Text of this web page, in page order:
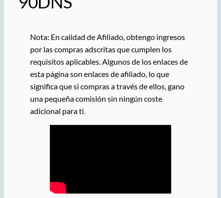
Nota: En calidad de Afiliado, obtengo ingresos
por las compras adscritas que cumplen los
requisitos aplicables. Algunos de los enlaces de
esta página son enlaces de afiliado, lo que
significa que si compras a través de ellos, gano
una pequeña comisión sin ningún coste
adicional para ti.